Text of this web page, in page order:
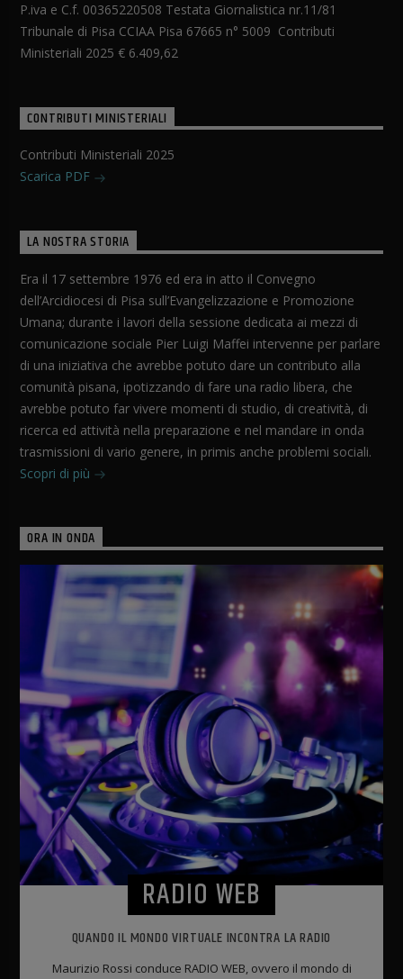
P.iva e C.f. 00365220508 Testata Giornalistica nr.11/81
Tribunale di Pisa CCIAA Pisa 67665 n° 5009 Contributi
Ministeriali 2025 € 6.409,62
CONTRIBUTI MINISTERIALI
Contributi Ministeriali 2025
Scarica PDF
LA NOSTRA STORIA
Era il 17 settembre 1976 ed era in atto il Convegno
dell’Arcidiocesi di Pisa sull’Evangelizzazione e Promozione
Umana; durante i lavori della sessione dedicata ai mezzi di
comunicazione sociale Pier Luigi Maffei intervenne per parlare
di una iniziativa che avrebbe potuto dare un contributo alla
comunità pisana, ipotizzando di fare una radio libera, che
avrebbe potuto far vivere momenti di studio, di creatività, di
ricerca ed attività nella preparazione e nel mandare in onda
trasmissioni di vario genere, in primis anche problemi sociali.
Scopri di più
ORA IN ONDA
RADIO WEB
QUANDO IL MONDO VIRTUALE INCONTRA LA RADIO
Maurizio Rossi conduce RADIO WEB, ovvero il mondo di